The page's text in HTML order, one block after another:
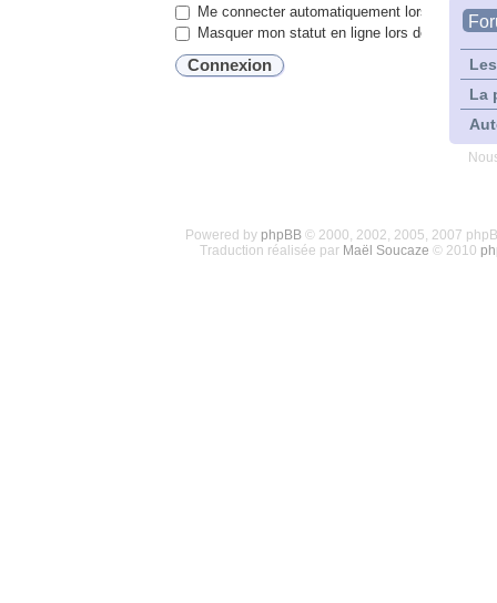
La
Me connecter automatiquement lors de
Masquer mon statut en ligne lors de cette
Powered by phpBB© 2000, 2002, 2005, 2007
Traduction réalisée par Maël Soucaze © 2010